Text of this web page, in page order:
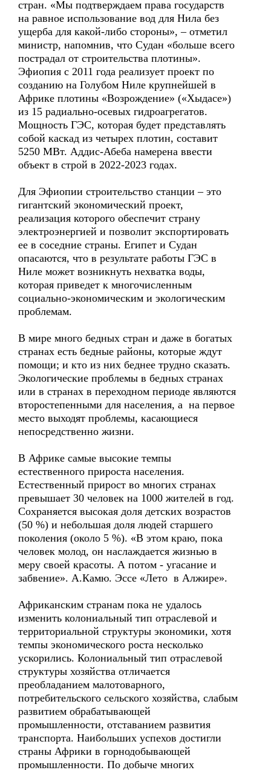
стран. «Мы подтверждаем права государств
на равное использование вод для Нила без
ущерба для какой-либо стороны», – отметил
министр, напомнив, что Судан «больше всего
пострадал от строительства плотины».
Эфиопия с 2011 года реализует проект по
созданию на Голубом Ниле крупнейшей в
Африке плотины «Возрождение» («Хыдасе»)
из 15 радиально-осевых гидроагрегатов.
Мощность ГЭС, которая будет представлять
собой каскад из четырех плотин, составит
5250 МВт. Аддис-Абеба намерена ввести
объект в строй в 2022-2023 годах.
Для Эфиопии строительство станции – это
гигантский экономический проект,
реализация которого обеспечит страну
электроэнергией и позволит экспортировать
ее в соседние страны. Египет и Судан
опасаются, что в результате работы ГЭС в
Ниле может возникнуть нехватка воды,
которая приведет к многочисленным
социально-экономическим и экологическим
проблемам.
В мире много бедных стран и даже в богатых
странах есть бедные районы, которые ждут
помощи; и кто из них беднее трудно сказать.
Экологические проблемы в бедных странах
или в странах в переходном периоде являются
второстепенными для населения, а на первое
место выходят проблемы, касающиеся
непосредственно жизни.
В Африке самые высокие темпы
естественного прироста населения.
Естественный прирост во многих странах
превышает 30 человек на 1000 жителей в год.
Сохраняется высокая доля детских возрастов
(50 %) и небольшая доля людей старшего
поколения (около 5 %). «В этом краю, пока
человек молод, он наслаждается жизнью в
меру своей красоты. А потом - угасание и
забвение». А.Камю. Эссе «Лето в Алжире».
Африканским странам пока не удалось
изменить колониальный тип отраслевой и
территориальной структуры экономики, хотя
темпы экономического роста несколько
ускорились. Колониальный тип отраслевой
структуры хозяйства отличается
преобладанием малотоварного,
потребительского сельского хозяйства, слабым
развитием обрабатывающей
промышленности, отставанием развития
транспорта. Наибольших успехов достигли
страны Африки в горнодобывающей
промышленности. По добыче многих